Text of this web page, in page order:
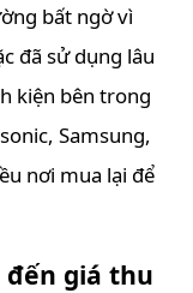
bất ngờ vì
đã sử dụng lâu
kiện bên trong
Samsung,
nơi mua lại để
giá thu